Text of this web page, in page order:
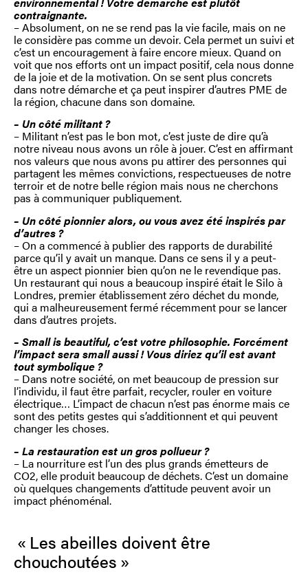
contraignante.
– Absolument, on ne se rend pas la vie facile, mais on ne
le considère pas comme un devoir. Cela permet un suivi et
c’est un encouragement à faire encore mieux. Quand on
voit que nos efforts ont un impact positif, cela nous donne
de la joie et de la motivation. On se sent plus concrets
dans notre démarche et ça peut inspirer d’autres PME de
la région, chacune dans son domaine.
– Un côté militant ?
– Militant n’est pas le bon mot, c’est juste de dire qu’à
notre niveau nous avons un rôle à jouer. C’est en affirmant
nos valeurs que nous avons pu attirer des personnes qui
partagent les mêmes convictions, respectueuses de notre
terroir et de notre belle région mais nous ne cherchons
pas à communiquer publiquement.
– Un côté pionnier alors, ou vous avez été inspirés par
d’autres ?
– On a commencé à publier des rapports de durabilité
parce qu’il y avait un manque. Dans ce sens il y a peut-
être un aspect pionnier bien qu’on ne le revendique pas.
Un restaurant qui nous a beaucoup inspiré était le Silo à
Londres, premier établissement zéro déchet du monde,
qui a malheureusement fermé récemment pour se lancer
dans d’autres projets.
– Small is beautiful, c’est votre philosophie. Forcément
l’impact sera small aussi ! Vous diriez qu’il est avant
tout symbolique ?
– Dans notre société, on met beaucoup de pression sur
l’individu, il faut être parfait, recycler, rouler en voiture
électrique… L’impact de chacun n’est pas énorme mais ce
sont des petits gestes qui s’additionnent et qui peuvent
changer les choses.
– La restauration est un gros pollueur ?
– La nourriture est l’un des plus grands émetteurs de
CO2, elle produit beaucoup de déchets. C’est un domaine
où quelques changements d’attitude peuvent avoir un
impact phénoménal.
« Les abeilles doivent être
chouchoutées »